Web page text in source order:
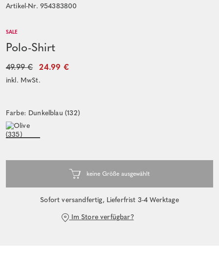
Artikel-Nr. 954383800
SALE
Polo-Shirt
49.99 € 24.99 €
inkl. MwSt.
Farbe: Dunkelblau (132)
Sofort versandfertig, Lieferfrist 3-4 Werktage
Im Store verfügbar?